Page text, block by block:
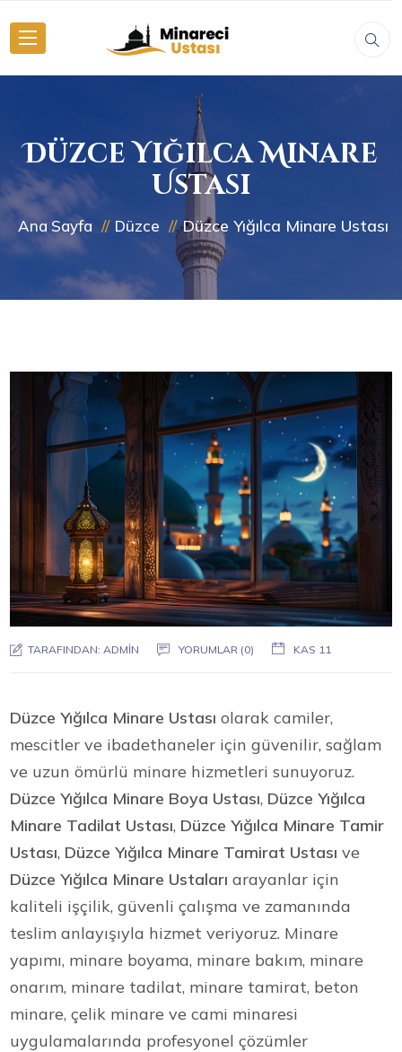
Düzce Yığılca Minare
Ustası
Ana Sayfa Düzce Düzce Yığılca Minare Ustası
TARAFINDAN: ADMIN YORUMLAR (0) KAS 11
Düzce Yığılca Minare Ustası olarak camiler,
mescitler ve ibadethaneler için güvenilir, sağlam
ve uzun ömürlü minare hizmetleri sunuyoruz.
Düzce Yığılca Minare Boya Ustası, Düzce Yığılca
Minare Tadilat Ustası, Düzce Yığılca Minare Tamir
Ustası, Düzce Yığılca Minare Tamirat Ustası ve
Düzce Yığılca Minare Ustaları arayanlar için
kaliteli işçilik, güvenli çalışma ve zamanında
teslim anlayışıyla hizmet veriyoruz. Minare
yapımı, minare boyama, minare bakım, minare
onarım, minare tadilat, minare tamirat, beton
minare, çelik minare ve cami minaresi
uygulamalarında profesyonel çözümler